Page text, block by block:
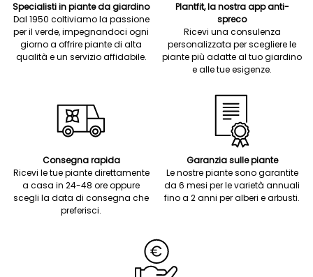
Specialisti in piante da giardino
Dal 1950 coltiviamo la passione
per il verde, impegnandoci ogni
giorno a offrire piante di alta
qualità e un servizio affidabile.
Plantfit, la nostra app anti-
spreco
Ricevi una consulenza
personalizzata per scegliere le
piante più adatte al tuo giardino
e alle tue esigenze.
Consegna rapida
Ricevi le tue piante direttamente
a casa in 24-48 ore oppure
scegli la data di consegna che
preferisci.
Garanzia sulle piante
Le nostre piante sono garantite
da 6 mesi per le varietà annuali
fino a 2 anni per alberi e arbusti.